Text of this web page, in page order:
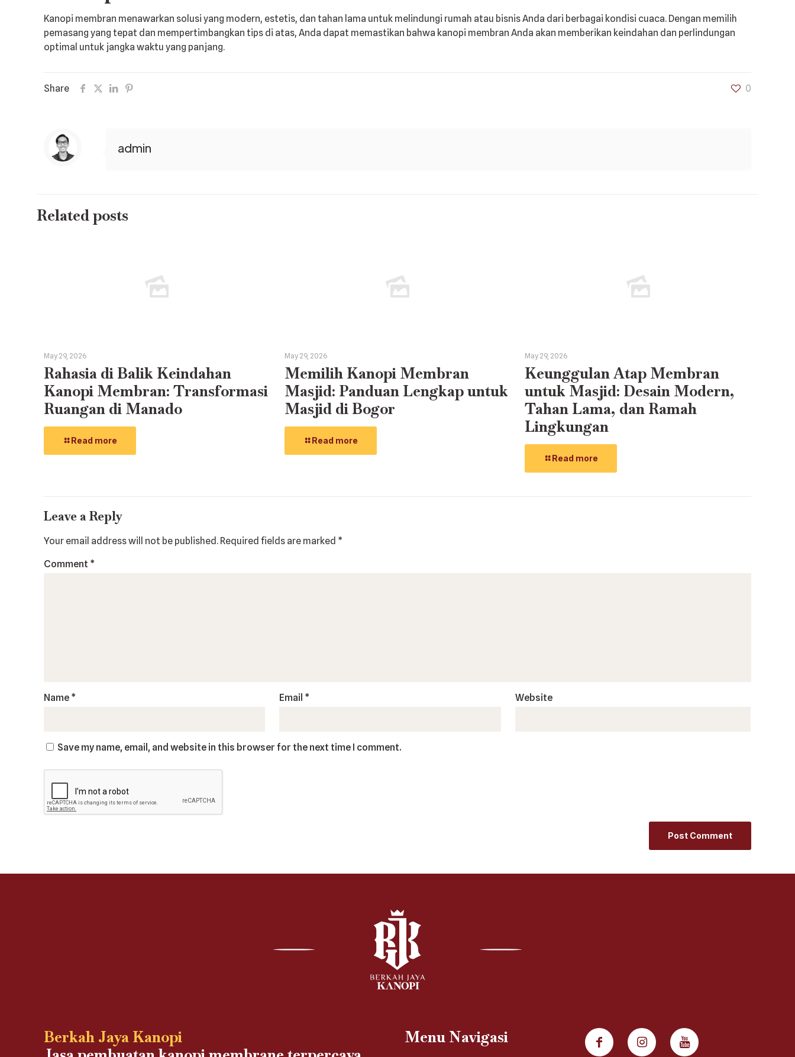
Kanopi membran menawarkan solusi yang modern, estetis, dan tahan lama untuk melindungi rumah atau bisnis Anda dari berbagai kondisi cuaca. Dengan memilih
pemasang yang tepat dan mempertimbangkan tips di atas, Anda dapat memastikan bahwa kanopi membran Anda akan memberikan keindahan dan perlindungan
optimal untuk jangka waktu yang panjang.
Share 0
admin
Related posts
May 29, 2026
Rahasia di Balik Keindahan
Kanopi Membran: Transformasi
Ruangan di Manado
Read more
May 29, 2026
Memilih Kanopi Membran
Masjid: Panduan Lengkap untuk
Masjid di Bogor
Read more
May 29, 2026
Keunggulan Atap Membran
untuk Masjid: Desain Modern,
Tahan Lama, dan Ramah
Lingkungan
Read more
Leave a Reply
Your email address will not be published. Required fields are marked *
Comment *
Name * Email * Website
Save my name, email, and website in this browser for the next time I comment.
Berkah Jaya Kanopi
Menu Navigasi